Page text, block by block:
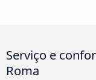
Serviço e
Roma